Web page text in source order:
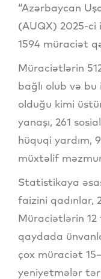
“Azərbaycan
(AUQX) 2025-ci
1594 müraciət
Müraciətlərin
bağlı olub və
olduğu kimi
yanaşı, 261
hüquqi yardım,
müxtəlif
Statistikaya
faizini qadınlar,
Müraciətlərin
qaydada
çox müraciət
yeniyetmələr